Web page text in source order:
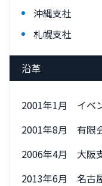
沖縄支社
札幌支社
沿革
2001年1月 イベ
2001年8月 有限
2006年4月 大阪
2013年6月 名古